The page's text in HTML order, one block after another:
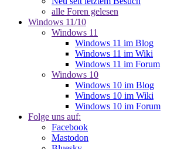
alle Foren gelesen
Windows 11/10
Windows 11
Windows 11 im Blog
Windows 11 im Wiki
Windows 11 im Forum
Windows 10
Windows 10 im Blog
Windows 10 im Wiki
Windows 10 im Forum
Folge uns auf:
Facebook
Mastodon